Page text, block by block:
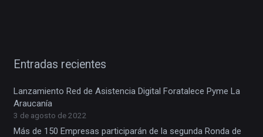
Entradas recientes
Lanzamiento Red de Asistencia Digital Foratalece Pyme La
Araucanía
3 de agosto de 2022
Más de 150 Empresas participarán de la segunda Ronda de